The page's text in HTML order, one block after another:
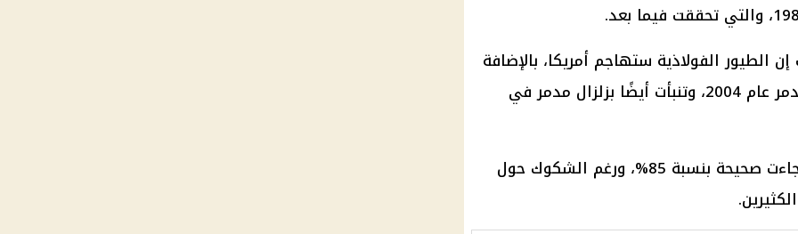
وقالت إن الطيور الفولاذية ستهاجم أمريكا، بالإضافة
إلى تسونامي المحيط الهندي المدمر عام 2004، وتنبأت أيضًا بزلزال مدمر في
والغريب أن كل توقعاتها السابقة جاءت صحيحة بنسبة 85%، ورغم الشكوك حول